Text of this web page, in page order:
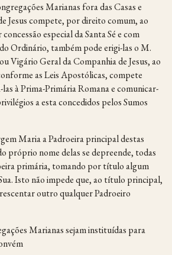
Marianas fora das Casas e
Jesus compete, por direito comum, ao
especial da Santa Sé e com
Ordinário, também pode erigi-las o M.
Vigário Geral da Companhia de Jesus, ao
as Leis Apostólicas, compete
à Prima-Primária Romana e comunicar-
a esta concedidos pelos Sumos
Maria a Padroeira principal destas
próprio nome delas se depreende, todas
primária, tomando por título algum
Isto não impede que, ao título principal,
outro qualquer Padroeiro
Marianas sejam instituídas para